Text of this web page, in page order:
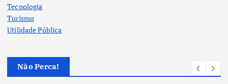
Tecnologia
Turismo
Utilidade Pública
Não Perca!